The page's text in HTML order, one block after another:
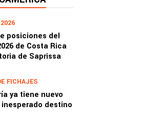
posiciones del
de Costa Rica
de Saprissa
FICHAJES
ya tiene nuevo
destino